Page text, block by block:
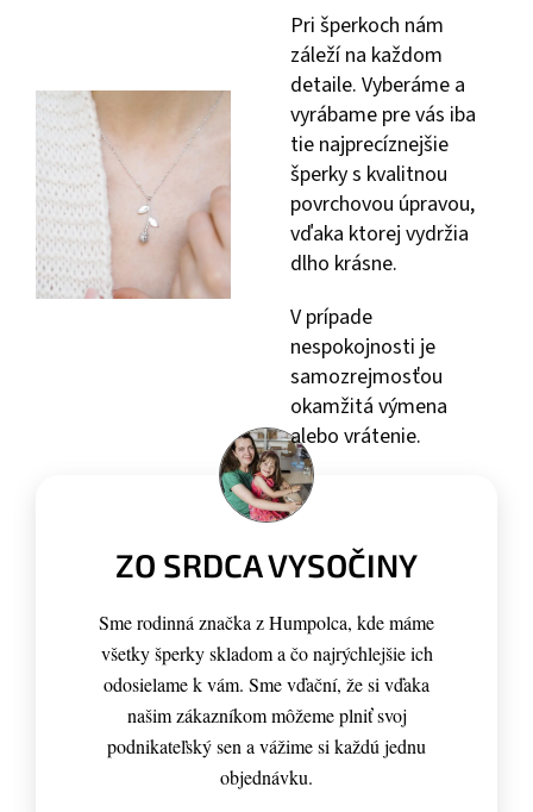
Pri šperkoch nám
záleží na každom
detaile. Vyberáme a
vyrábame pre vás iba
tie najprecíznejšie
šperky s kvalitnou
povrchovou úpravou,
vďaka ktorej vydržia
dlho krásne.
V prípade
nespokojnosti je
samozrejmosťou
okamžitá výmena
alebo vrátenie.
ZO SRDCA VYSOČINY
Sme rodinná značka z Humpolca, kde máme
všetky šperky skladom a čo najrýchlejšie ich
odosielame k vám. Sme vďační, že si vďaka
našim zákazníkom môžeme plniť svoj
podnikateľský sen a vážime si každú jednu
objednávku.